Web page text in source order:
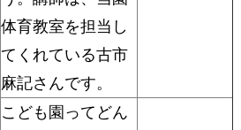
体育教室を担当し
てくれている古市
麻記さんです。
こども園ってどん